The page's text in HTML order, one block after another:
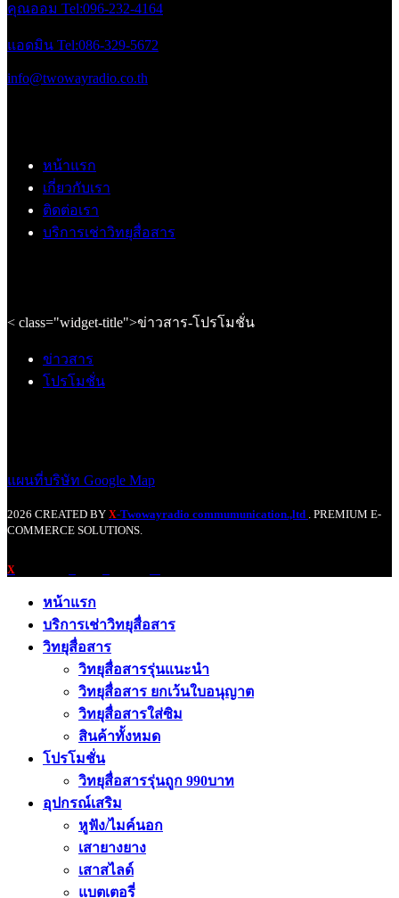
คุณออม Tel:096-232-4164
แอดมิน Tel:086-329-5672
info@twowayradio.co.th
หน้าแรก
เกี่ยวกับเรา
ติดต่อเรา
บริการเช่าวิทยุสื่อสาร
< class="widget-title">ข่าวสาร-โปรโมชั่น
ข่าวสาร
โปรโมชั่น
แผนที่บริษัท Google Map
2026 CREATED BY X-Twowayradio commumunication.,ltd . PREMIUM E-
COMMERCE SOLUTIONS.
X
หน้าแรก
บริการเช่าวิทยุสื่อสาร
วิทยุสื่อสาร
วิทยุสื่อสารรุ่นแนะนำ
วิทยุสื่อสาร ยกเว้นใบอนุญาต
วิทยุสื่อสารใส่ซิม
สินค้าทั้งหมด
โปรโมชั่น
วิทยุสื่อสารรุ่นถูก 990บาท
อุปกรณ์เสริม
หูฟัง/ไมค์นอก
เสายางยาง
เสาสไลด์
แบตเตอรี่